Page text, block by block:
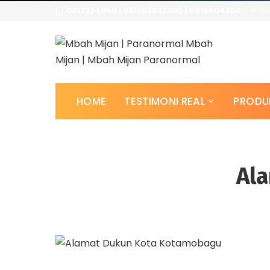
HOME TESTIMONI REAL